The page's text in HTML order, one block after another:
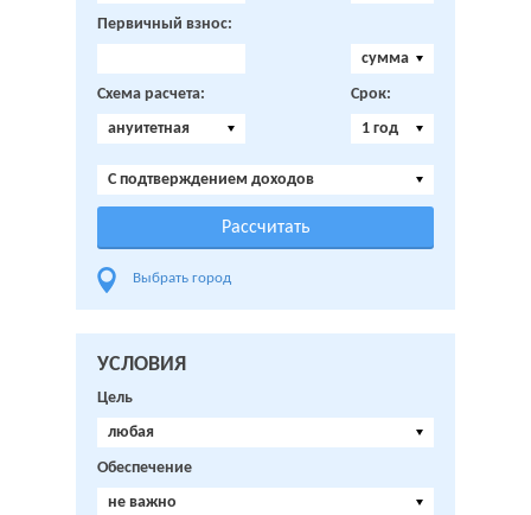
Первичный взнос:
сумма
Схема расчета:
ануитетная
Срок:
1 год
C подтверждением доходов
Выбрать город
УСЛОВИЯ
Цель
любая
Обеспечение
не важно